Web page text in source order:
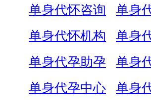
单身代怀咨询
单身
单身代怀机构
单身
单身代孕助孕
单身
单身代孕中心
单身